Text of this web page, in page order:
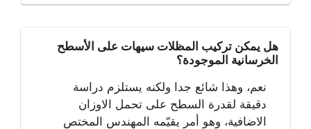
هل يمكن تركيب المظلات سيهات على الأسطح
الخرسانية الموجودة؟
نعم، وهذا شائع جدا ولكنه يستلزم دراسة
دقيقة لقدرة السطح على تحمل الاوزان
الاضافية، وهو أمر يقيّمه المهندس المختص